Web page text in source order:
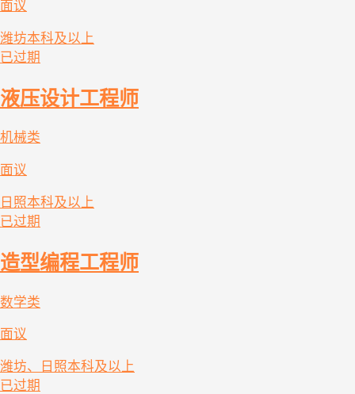
面议
潍坊本科及以上
已过期
液压设计工程师
机械类
面议
日照本科及以上
已过期
造型编程工程师
数学类
面议
潍坊、日照本科及以上
已过期